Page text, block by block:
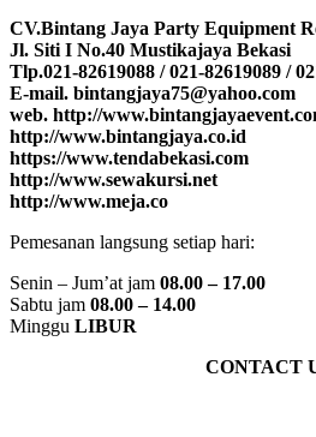
CV.Bintang Jaya Party Equipment
Jl. Siti I No.40 Mustikajaya Bekasi
Tlp.021-82619088 / 021-82619089 /
E-mail. bintangjaya75@yahoo.com
web. http://
http://www.bintangjaya.co.id
https://www.tendabekasi.com
http://www.sewakursi.net
http://www.meja.co
Pemesanan langsung setiap hari:
Senin – Jum’at jam 08.00 – 17.00
Sabtu jam 08.00 – 14.00
Minggu LIBUR
CONTACT